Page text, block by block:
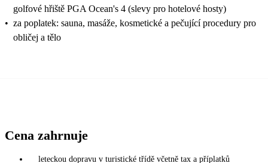
golfové hřiště PGA Ocean's 4 (slevy pro hotelové hosty)
• za poplatek: sauna, masáže, kosmetické a pečující procedury pro
obličej a tělo
Cena zahrnuje
leteckou dopravu v turistické třídě včetně tax a příplatků